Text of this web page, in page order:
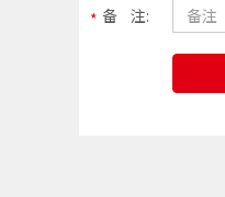
备 注: